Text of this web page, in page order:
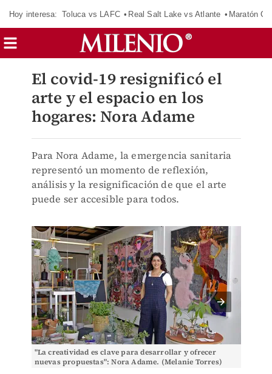
Hoy interesa: Toluca vs LAFC Real Salt Lake vs Atlante Maratón
El covid-19 resignificó el
arte y el espacio en los
hogares: Nora Adame
Para Nora Adame, la emergencia sanitaria
representó un momento de reflexión,
análisis y la resignificación de que el arte
puede ser accesible para todos.
"La creatividad es clave para desarrollar y ofrecer
nuevas propuestas": Nora Adame. (Melanie Torres)